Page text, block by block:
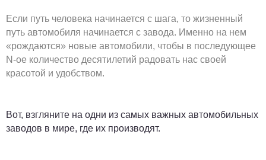
Если путь человека начинается с шага, то жизненный
путь автомобиля начинается с завода. Именно на нем
«рождаются» новые автомобили, чтобы в последующее
N-ое количество десятилетий радовать нас своей
красотой и удобством.
Вот, взгляните на одни из самых важных автомобильных
заводов в мире, где их производят.